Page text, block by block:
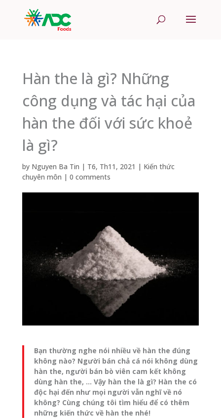
Hàn the là gì? Những
công dụng và tác hại của
hàn the đối với sức khoẻ
là gì?
by Nguyen Ba Tin | T6, Th11, 2021 | Kiến thức
chuyên môn | 0 comments
Bạn thường nghe nói nhiều về hàn the đúng
không nào? Người bán chả cá nói không dùng
hàn the, người bán bò viên cam kết không
dùng hàn the, … Vậy hàn the là gì? Hàn the có
độc hại đến như mọi người vẫn nghĩ về nó
không? Cùng chúng tôi tìm hiểu để có thêm
những kiến thức về hàn the nhé!